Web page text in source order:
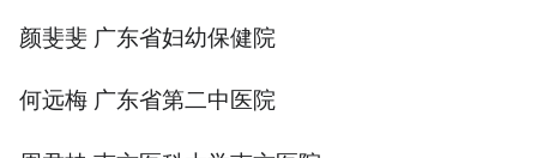
颜斐斐 广东省妇幼保健院
何远梅 广东省第二中医院